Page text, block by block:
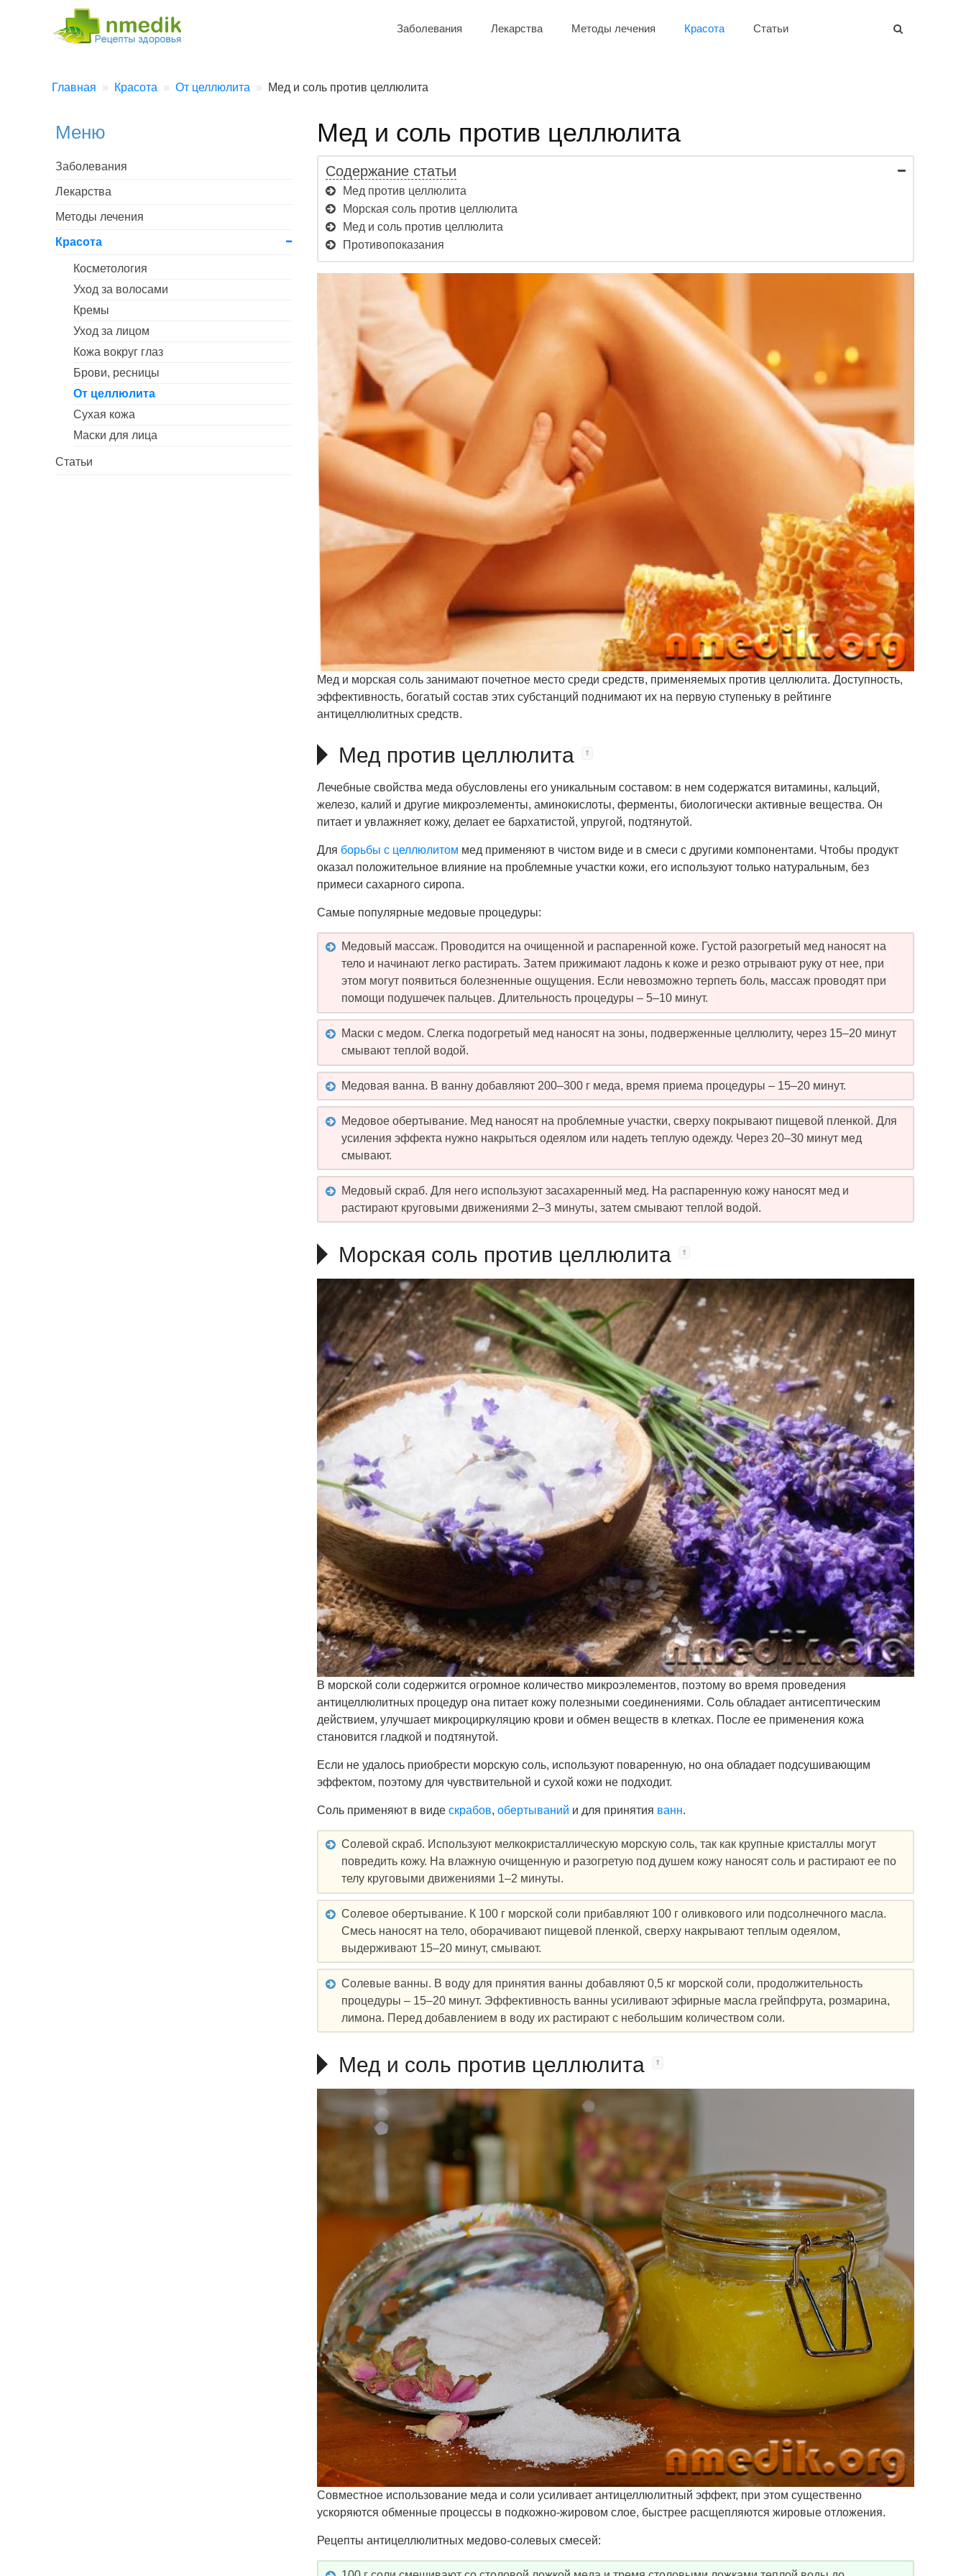
Заболевания Лекарства Методы лечения Красота Статьи
Главная Красота От целлюлита Мед и соль против целлюлита
Мед и соль против целлюлита
Содержание статьи
Мед против целлюлита
Морская соль против целлюлита
Мед и соль против целлюлита
Противопоказания
Мед и морская соль занимают почетное место среди средств, применяемых против целлюлита. Доступность,
эффективность, богатый состав этих субстанций поднимают их на первую ступеньку в рейтинге
антицеллюлитных средств.
Мед против целлюлита
Лечебные свойства меда обусловлены его уникальным составом: в нем содержатся витамины, кальций,
железо, калий и другие микроэлементы, аминокислоты, ферменты, биологически активные вещества. Он
питает и увлажняет кожу, делает ее бархатистой, упругой, подтянутой.
Для борьбы с целлюлитом мед применяют в чистом виде и в смеси с другими компонентами. Чтобы продукт
оказал положительное влияние на проблемные участки кожи, его используют только натуральным, без
примеси сахарного сиропа.
Самые популярные медовые процедуры:
Медовый массаж. Проводится на очищенной и распаренной коже. Густой разогретый мед наносят на
тело и начинают легко растирать. Затем прижимают ладонь к коже и резко отрывают руку от нее, при
этом могут появиться болезненные ощущения. Если невозможно терпеть боль, массаж проводят при
помощи подушечек пальцев. Длительность процедуры – 5–10 минут.
Маски с медом. Слегка подогретый мед наносят на зоны, подверженные целлюлиту, через 15–20 минут
смывают теплой водой.
Медовая ванна. В ванну добавляют 200–300 г меда, время приема процедуры – 15–20 минут.
Медовое обертывание. Мед наносят на проблемные участки, сверху покрывают пищевой пленкой. Для
усиления эффекта нужно накрыться одеялом или надеть теплую одежду. Через 20–30 минут мед
смывают.
Медовый скраб. Для него используют засахаренный мед. На распаренную кожу наносят мед и
растирают круговыми движениями 2–3 минуты, затем смывают теплой водой.
Морская соль против целлюлита
В морской соли содержится огромное количество микроэлементов, поэтому во время проведения
антицеллюлитных процедур она питает кожу полезными соединениями. Соль обладает антисептическим
действием, улучшает микроциркуляцию крови и обмен веществ в клетках. После ее применения кожа
становится гладкой и подтянутой.
Если не удалось приобрести морскую соль, используют поваренную, но она обладает подсушивающим
эффектом, поэтому для чувствительной и сухой кожи не подходит.
Соль применяют в виде скрабов, обертываний и для принятия ванн.
Солевой скраб. Используют мелкокристаллическую морскую соль, так как крупные кристаллы могут
повредить кожу. На влажную очищенную и разогретую под душем кожу наносят соль и растирают ее по
телу круговыми движениями 1–2 минуты.
Солевое обертывание. К 100 г морской соли прибавляют 100 г оливкового или подсолнечного масла.
Смесь наносят на тело, оборачивают пищевой пленкой, сверху накрывают теплым одеялом,
выдерживают 15–20 минут, смывают.
Солевые ванны. В воду для принятия ванны добавляют 0,5 кг морской соли, продолжительность
процедуры – 15–20 минут. Эффективность ванны усиливают эфирные масла грейпфрута, розмарина,
лимона. Перед добавлением в воду их растирают с небольшим количеством соли.
Мед и соль против целлюлита
Совместное использование меда и соли усиливает антицеллюлитный эффект, при этом существенно
ускоряются обменные процессы в подкожно-жировом слое, быстрее расщепляются жировые отложения.
Рецепты антицеллюлитных медово-солевых смесей:
Меню
Заболевания
Лекарства
Методы лечения
Красота
Косметология
Уход за волосами
Кремы
Уход за лицом
Кожа вокруг глаз
Брови, ресницы
От целлюлита
Сухая кожа
Маски для лица
Статьи